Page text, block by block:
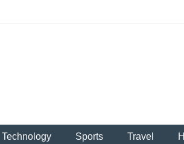
Technology Sports Travel